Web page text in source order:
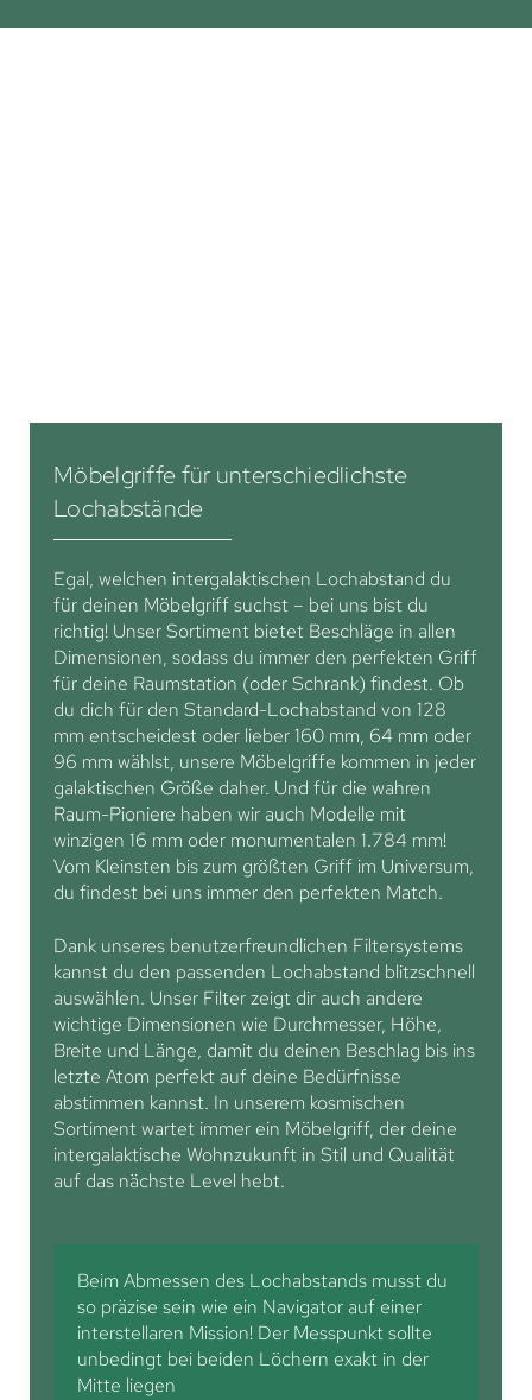
Möbelgriffe für unterschiedlichste
Lochabstände
Egal, welchen intergalaktischen Lochabstand du
für deinen Möbelgriff suchst – bei uns bist du
richtig! Unser Sortiment bietet Beschläge in allen
Dimensionen, sodass du immer den perfekten Griff
für deine Raumstation (oder Schrank) findest. Ob
du dich für den Standard-Lochabstand von 128
mm entscheidest oder lieber 160 mm, 64 mm oder
96 mm wählst, unsere Möbelgriffe kommen in jeder
galaktischen Größe daher. Und für die wahren
Raum-Pioniere haben wir auch Modelle mit
winzigen 16 mm oder monumentalen 1.784 mm!
Vom Kleinsten bis zum größten Griff im Universum,
du findest bei uns immer den perfekten Match.
Dank unseres benutzerfreundlichen Filtersystems
kannst du den passenden Lochabstand blitzschnell
auswählen. Unser Filter zeigt dir auch andere
wichtige Dimensionen wie Durchmesser, Höhe,
Breite und Länge, damit du deinen Beschlag bis ins
letzte Atom perfekt auf deine Bedürfnisse
abstimmen kannst. In unserem kosmischen
Sortiment wartet immer ein Möbelgriff, der deine
intergalaktische Wohnzukunft in Stil und Qualität
auf das nächste Level hebt.
Beim Abmessen des Lochabstands musst du
so präzise sein wie ein Navigator auf einer
interstellaren Mission! Der Messpunkt sollte
unbedingt bei beiden Löchern exakt in der
Mitte liegen